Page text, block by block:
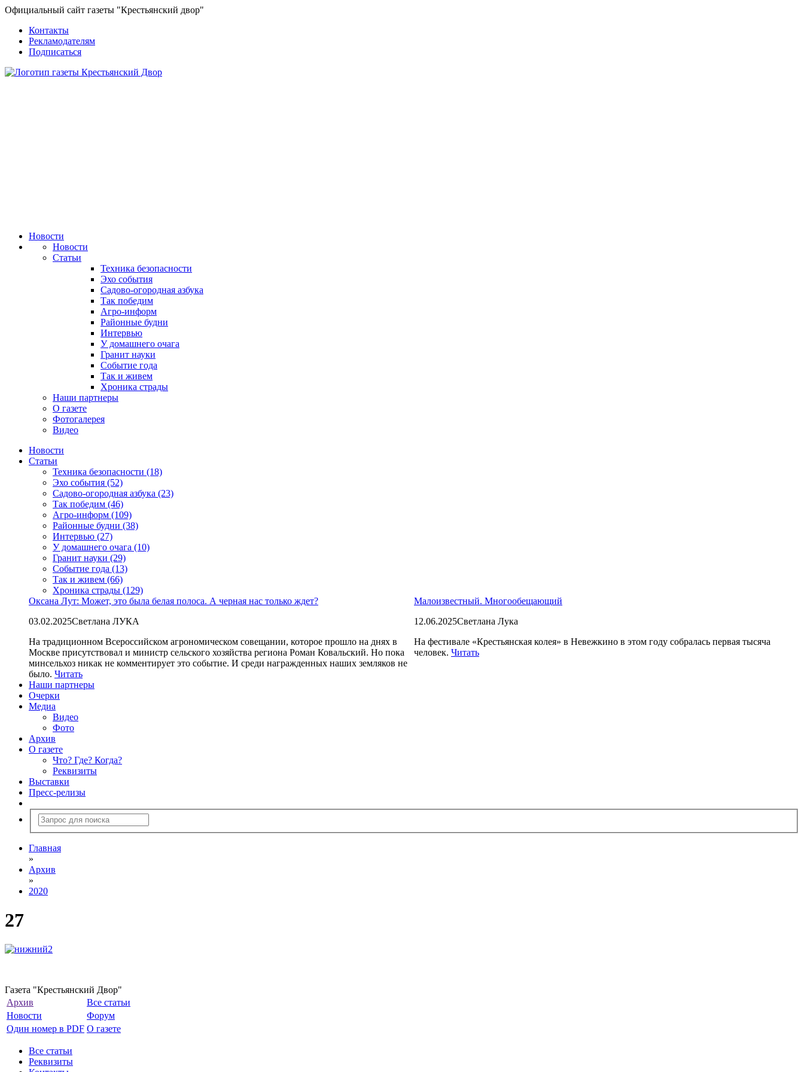
Официальный сайт газеты "Крестьянский двор"
Контакты
Рекламодателям
Подписаться
Новости
Новости
Статьи
Техника безопасности
Эхо события
Садово-огородная азбука
Так победим
Агро-информ
Районные будни
Интервью
У домашнего очага
Гранит науки
Событие года
Так и живем
Хроника страды
Наши партнеры
О газете
Фотогалерея
Видео
Новости
Статьи
Техника безопасности (18)
Эхо события (52)
Садово-огородная азбука (23)
Так победим (46)
Агро-информ (109)
Районные будни (38)
Интервью (27)
У домашнего очага (10)
Гранит науки (29)
Событие года (13)
Так и живем (66)
Хроника страды (129)
Малоизвестный. Многообещающий
12.06.2025Светлана Лука
На фестивале «Крестьянская колея» в Невежкино в этом году собралась первая тысяча
человек. Читать
Оксана Лут: Может, это была белая полоса. А черная нас только ждет?
03.02.2025Светлана ЛУКА
На традиционном Всероссийском агрономическом совещании, которое прошло на днях в
Москве присутствовал и министр сельского хозяйства региона Роман Ковальский. Но пока
минсельхоз никак не комментирует это событие. И среди награжденных наших земляков не
было. Читать
Наши партнеры
Очерки
Медиа
Видео
Фото
Архив
О газете
Что? Где? Когда?
Реквизиты
Выставки
Пресс-релизы
Главная
»
Архив
»
2020
27
Газета "Крестьянский Двор"
Архив
Все статьи
Новости
Форум
Один номер в PDF О газете
Все статьи
Реквизиты